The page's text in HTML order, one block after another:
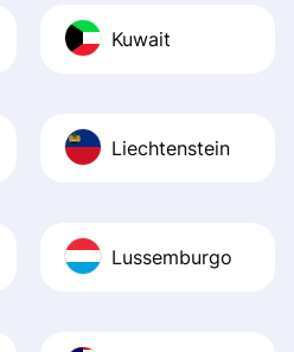
Kuwait
Liechtenstein
Lussemburgo